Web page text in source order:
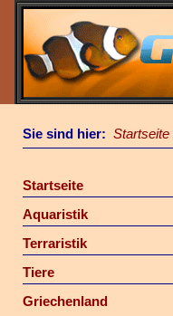
Sie sind hier: Startseite
Startseite
Aquaristik
Terraristik
Tiere
Griechenland